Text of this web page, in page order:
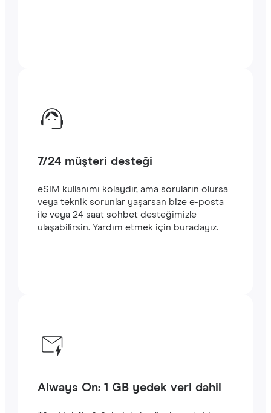
7/24 müşteri desteği
eSIM kullanımı kolaydır, ama soruların olursa
veya teknik sorunlar yaşarsan bize e-posta
ile veya 24 saat sohbet desteğimizle
ulaşabilirsin. Yardım etmek için buradayız.
Always On: 1 GB yedek veri dahil